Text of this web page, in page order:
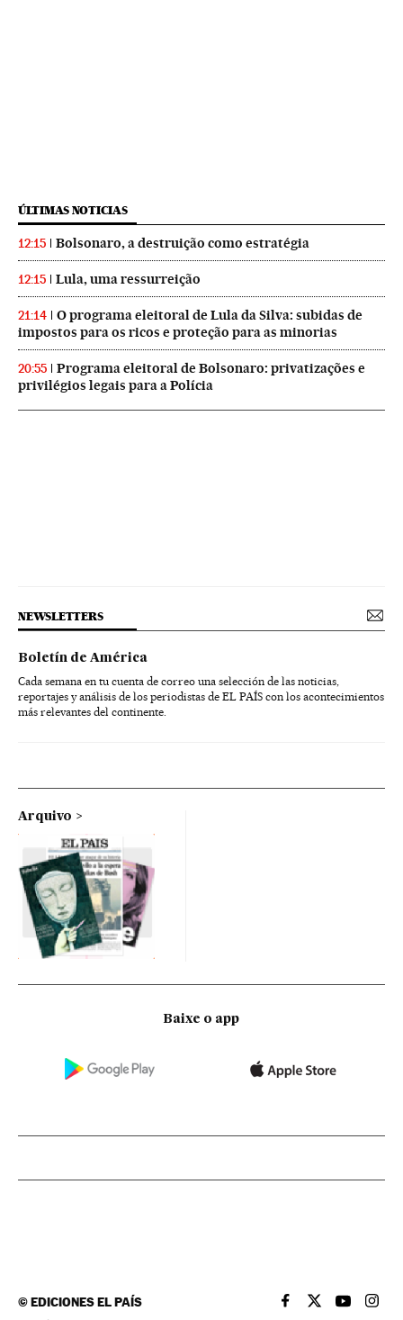
ÚLTIMAS NOTICIAS
12:15 Bolsonaro, a destruição como estratégia
12:15 Lula, uma ressurreição
21:14
O programa eleitoral de Lula da Silva: subidas de
impostos para os ricos e proteção para as minorias
20:55
Programa eleitoral de Bolsonaro: privatizações e
privilégios legais para a Polícia
NEWSLETTERS
Boletín de América
Cada semana en tu cuenta de correo una selección de las noticias,
reportajes y análisis de los periodistas de EL PAÍS con los acontecimientos
más relevantes del continente.
Arquivo
Baixe o app
©EDICIONES EL PAÍS EL PAÍS BRASIL EN
EL PAÍSEL PAÍS
EL